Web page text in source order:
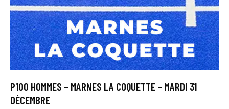
P100 HOMMES – MARNES LA COQUETTE – MARDI 31
DÉCEMBRE